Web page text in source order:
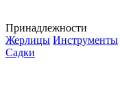
Принадлежности
Жерлицы Инструменты
Садки